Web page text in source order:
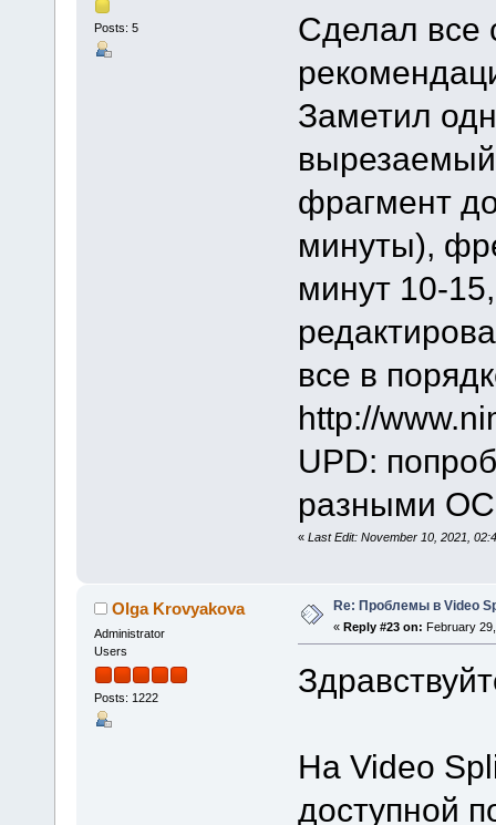
Posts: 5
Сделал все
Заметил
фрагмент
минуты),
минут 10-
все в
http://
UPD:
разными ОС
« Last Edit: November 10, 2021,
Olga Krovyakova
Administrator
Users
Posts: 1222
Re: Проблемы в Video
« Reply #23 on: February
На Video
доступной